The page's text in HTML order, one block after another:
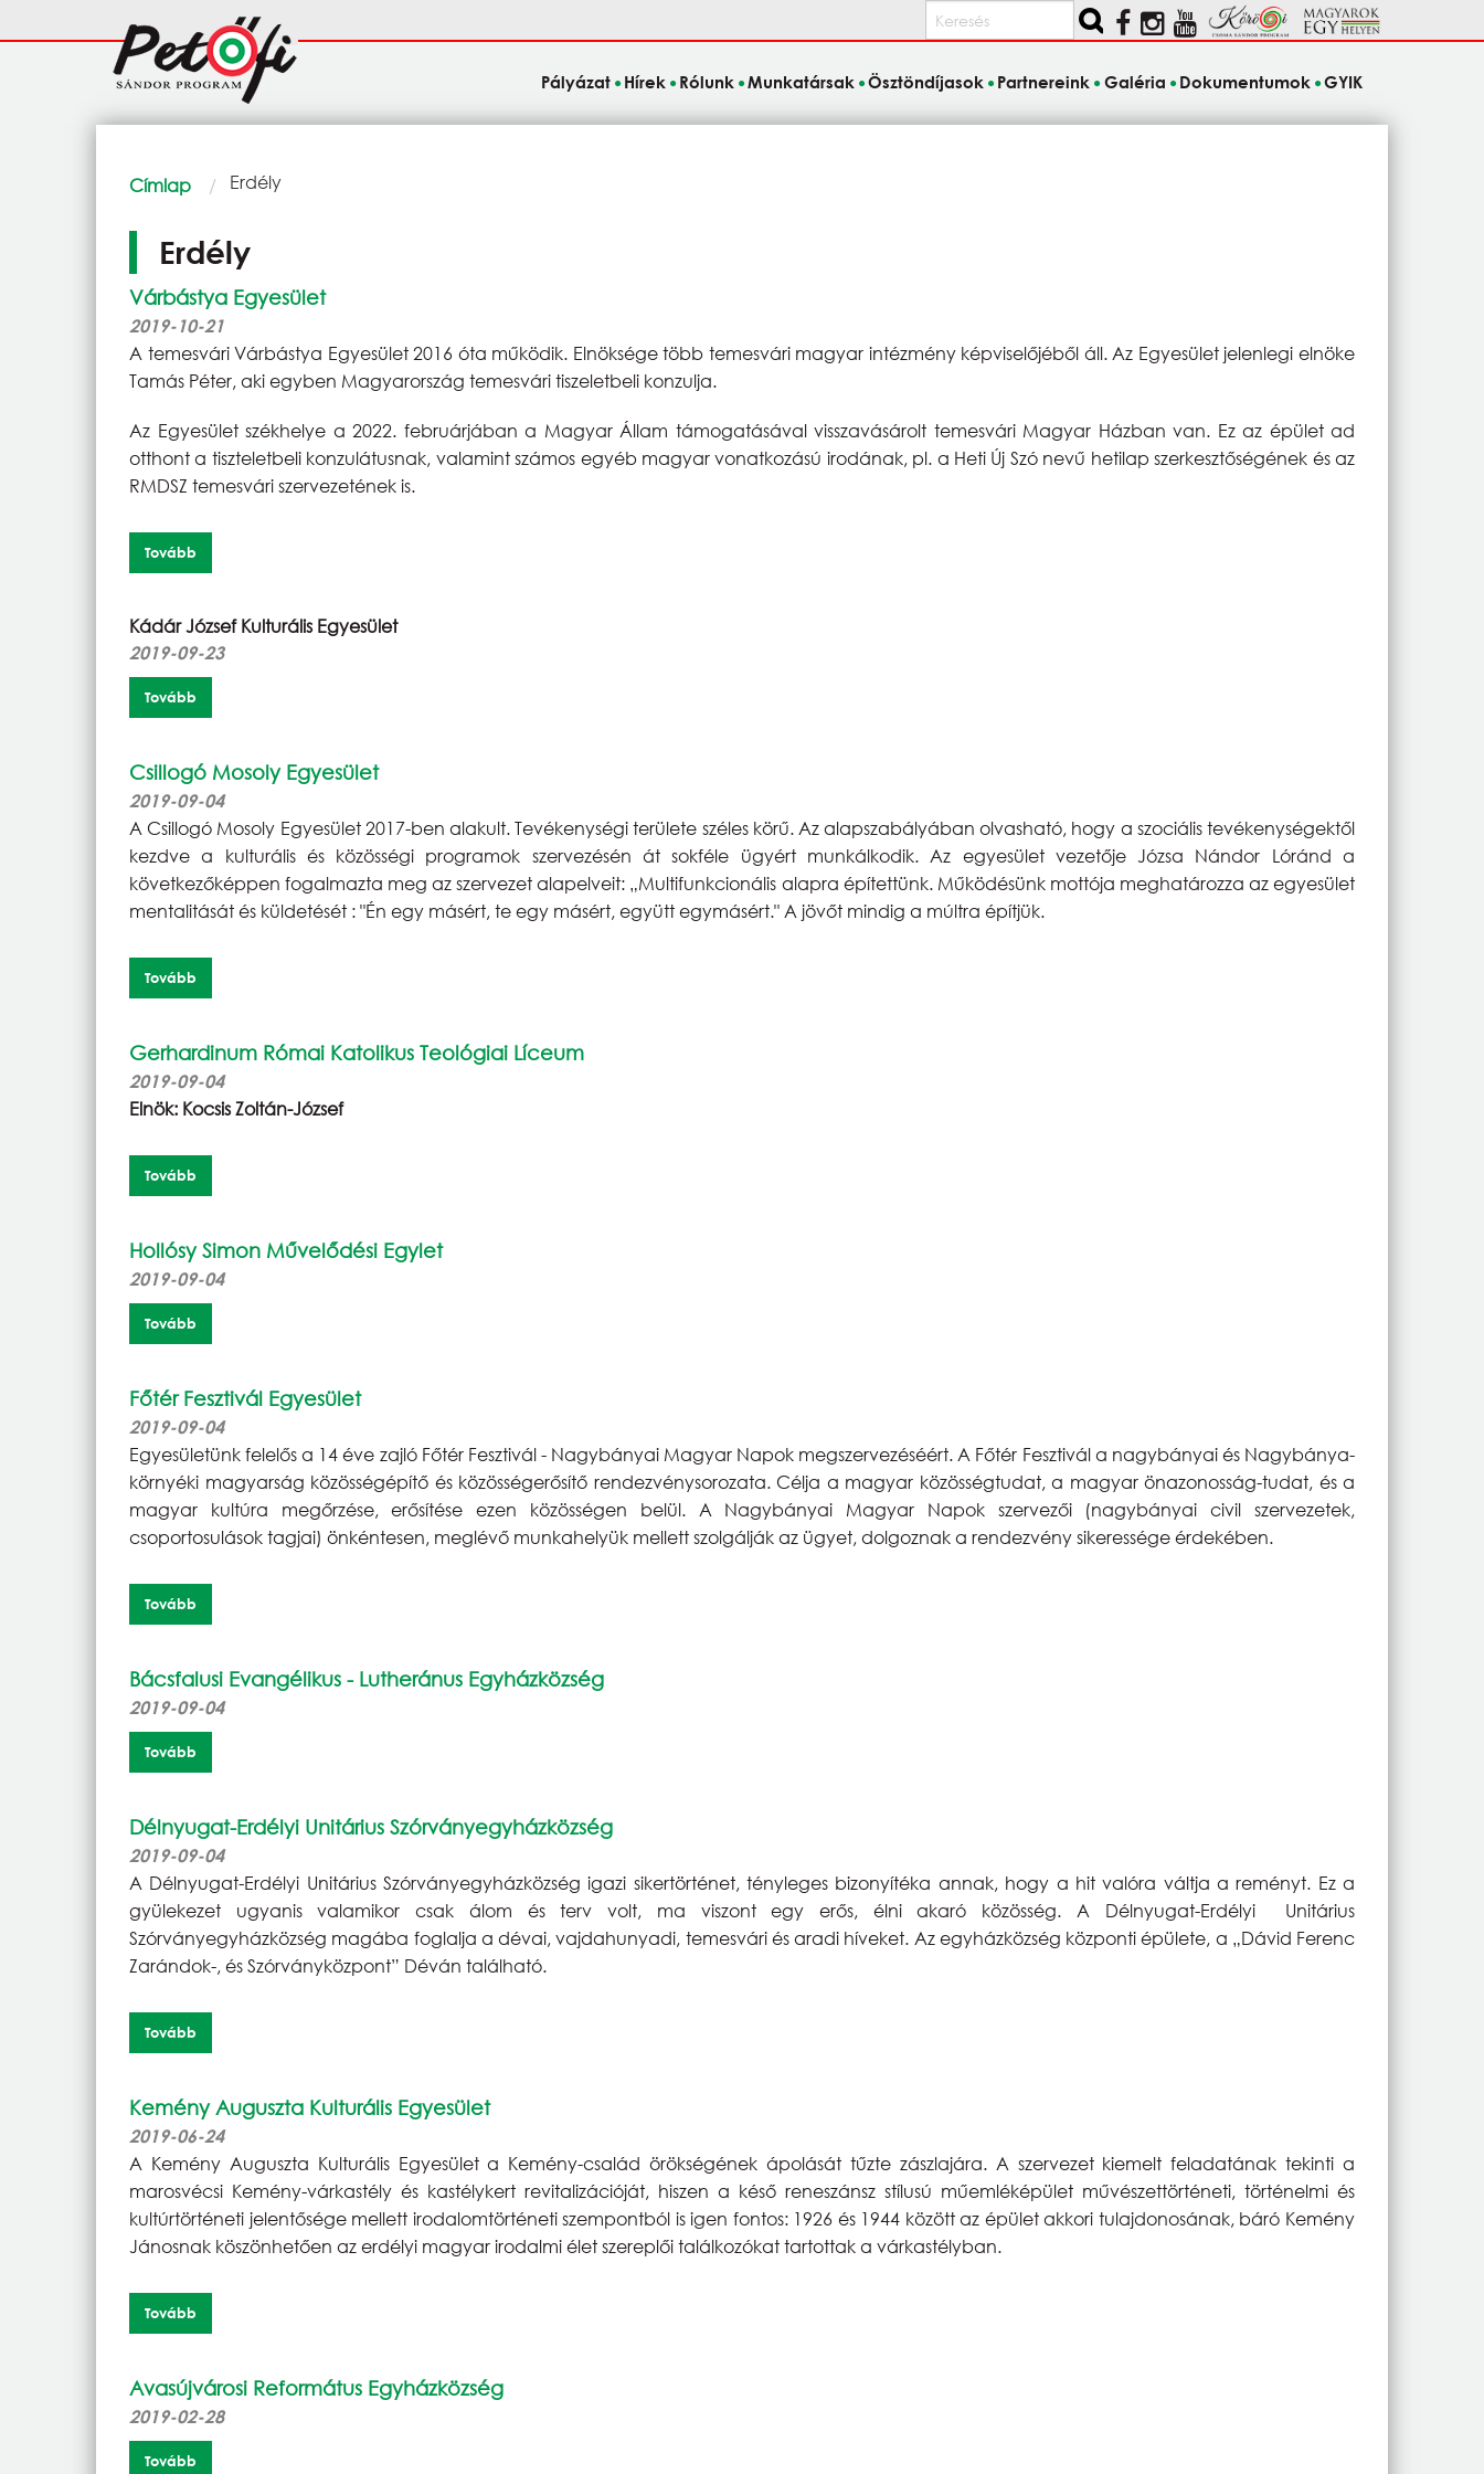
Keresés
Fő
navigáció
Pályázat Hírek Rólunk Munkatársak Ösztöndíjasok Partnereink Galéria Dokumentumok GYIK
Morzsa
Címlap Current:
Erdély
Erdély
Várbástya Egyesület
2019-10-21
A temesvári Várbástya Egyesület 2016 óta működik. Elnöksége több temesvári magyar intézmény képviselőjéből áll. Az Egyesület jelenlegi elnöke
Tamás Péter, aki egyben Magyarország temesvári tiszeletbeli konzulja.
Az Egyesület székhelye a 2022. februárjában a Magyar Állam támogatásával visszavásárolt temesvári Magyar Házban van. Ez az épület ad
otthont a tiszteletbeli konzulátusnak, valamint számos egyéb magyar vonatkozású irodának, pl. a Heti Új Szó nevű hetilap szerkesztőségének és az
RMDSZ temesvári szervezetének is.
Tovább
Kádár József Kulturális Egyesület
2019-09-23
Tovább
Csillogó Mosoly Egyesület
2019-09-04
A Csillogó Mosoly Egyesület 2017-ben alakult. Tevékenységi területe széles körű. Az alapszabályában olvasható, hogy a szociális tevékenységektől
kezdve a kulturális és közösségi programok szervezésén át sokféle ügyért munkálkodik. Az egyesület vezetője Józsa Nándor Lóránd a
következőképpen fogalmazta meg az szervezet alapelveit: „Multifunkcionális alapra építettünk. Működésünk mottója meghatározza az egyesület
mentalitását és küldetését : "Én egy másért, te egy másért, együtt egymásért." A jövőt mindig a múltra építjük.
Tovább
Gerhardinum Római Katolikus Teológiai Líceum
2019-09-04
Elnök: Kocsis Zoltán-József
Tovább
Hollósy Simon Művelődési Egylet
2019-09-04
Tovább
Főtér Fesztivál Egyesület
2019-09-04
Egyesületünk felelős a 14 éve zajló Főtér Fesztivál - Nagybányai Magyar Napok megszervezéséért. A Főtér Fesztivál a nagybányai és Nagybánya-
környéki magyarság közösségépítő és közösségerősítő rendezvénysorozata. Célja a magyar közösségtudat, a magyar önazonosság-tudat, és a
magyar kultúra megőrzése, erősítése ezen közösségen belül. A Nagybányai Magyar Napok szervezői (nagybányai civil szervezetek,
csoportosulások tagjai) önkéntesen, meglévő munkahelyük mellett szolgálják az ügyet, dolgoznak a rendezvény sikeressége érdekében.
Tovább
Bácsfalusi Evangélikus - Lutheránus Egyházközség
2019-09-04
Tovább
Délnyugat-Erdélyi Unitárius Szórványegyházközség
2019-09-04
A Délnyugat-Erdélyi Unitárius Szórványegyházközség igazi sikertörténet, tényleges bizonyítéka annak, hogy a hit valóra váltja a reményt. Ez a
gyülekezet ugyanis valamikor csak álom és terv volt, ma viszont egy erős, élni akaró közösség. A Délnyugat-Erdélyi Unitárius
Szórványegyházközség magába foglalja a dévai, vajdahunyadi, temesvári és aradi híveket. Az egyházközség központi épülete, a „Dávid Ferenc
Zarándok-, és Szórványközpont” Déván található.
Tovább
Kemény Auguszta Kulturális Egyesület
2019-06-24
A Kemény Auguszta Kulturális Egyesület a Kemény-család örökségének ápolását tűzte zászlajára. A szervezet kiemelt feladatának tekinti a
marosvécsi Kemény-várkastély és kastélykert revitalizációját, hiszen a késő reneszánsz stílusú műemléképület művészettörténeti, történelmi és
kultúrtörténeti jelentősége mellett irodalomtörténeti szempontból is igen fontos: 1926 és 1944 között az épület akkori tulajdonosának, báró Kemény
Jánosnak köszönhetően az erdélyi magyar irodalmi élet szereplői találkozókat tartottak a várkastélyban.
Tovább
Avasújvárosi Református Egyházközség
2019-02-28
Tovább